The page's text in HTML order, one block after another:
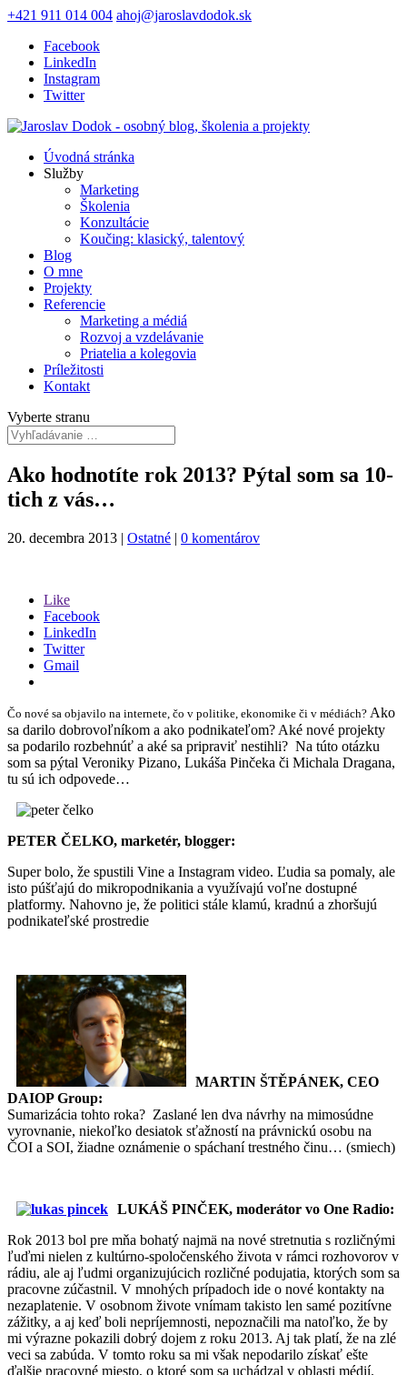
+421 911 014 004 ahoj@jaroslavdodok.sk
Facebook
LinkedIn
Instagram
Twitter
Úvodná stránka
Služby
Marketing
Školenia
Konzultácie
Koučing: klasický, talentový
Blog
O mne
Projekty
Referencie
Marketing a médiá
Rozvoj a vzdelávanie
Priatelia a kolegovia
Príležitosti
Kontakt
Vyberte stranu
Ako hodnotíte rok 2013? Pýtal som sa 10-
tich z vás…
20. decembra 2013 | Ostatné | 0 komentárov
Like
Facebook
LinkedIn
Twitter
Gmail
Čo nové sa objavilo na internete, čo v politike, ekonomike či v médiách? Ako
sa darilo dobrovoľníkom a ako podnikateľom? Aké nové projekty
sa podarilo rozbehnúť a aké sa pripraviť nestihli? Na túto otázku
som sa pýtal Veroniky Pizano, Lukáša Pinčeka či Michala Dragana,
tu sú ich odpovede…
PETER ČELKO, marketér, blogger:
Super bolo, že spustili Vine a Instagram video. Ľudia sa pomaly, ale
isto púšťajú do mikropodnikania a využívajú voľne dostupné
platformy. Nahovno je, že politici stále klamú, kradnú a zhoršujú
podnikateľské prostredie
MARTIN ŠTĚPÁNEK, CEO
DAIOP Group:
Sumarizácia tohto roka? Zaslané len dva návrhy na mimosúdne
vyrovnanie, niekoľko desiatok sťažností na právnickú osobu na
ČOI a SOI, žiadne oznámenie o spáchaní trestného činu… (smiech)
LUKÁŠ PINČEK, moderátor vo One Radio:
Rok 2013 bol pre mňa bohatý najmä na nové stretnutia s rozličnými
ľuďmi nielen z kultúrno-spoločenského života v rámci rozhovorov v
rádiu, ale aj ľudmi organizujúcich rozličné podujatia, ktorých som sa
pracovne zúčastnil. V mnohých prípadoch ide o nové kontakty na
nezaplatenie. V osobnom živote vnímam takisto len samé pozitívne
zážitky, a aj keď boli nepríjemnosti, nepoznačili ma natoľko, že by
mi výrazne pokazili dobrý dojem z roku 2013. Aj tak platí, že na zlé
veci sa zabúda. V tomto roku sa mi však nepodarilo získať ešte
ďalšie pracovné miesto, o ktoré som sa uchádzal v oblasti médií.